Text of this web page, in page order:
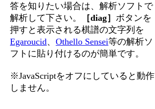
答を知りたい場合は、解析ソフトで
解析して下さい。
［diag］ ボタンを
押すと表示される棋譜の文字列を
Egaroucid、Othello Sensei等の解析ソ
フトに貼り付けるのが簡単です。
※JavaScriptをオフにしていると動作
しません。